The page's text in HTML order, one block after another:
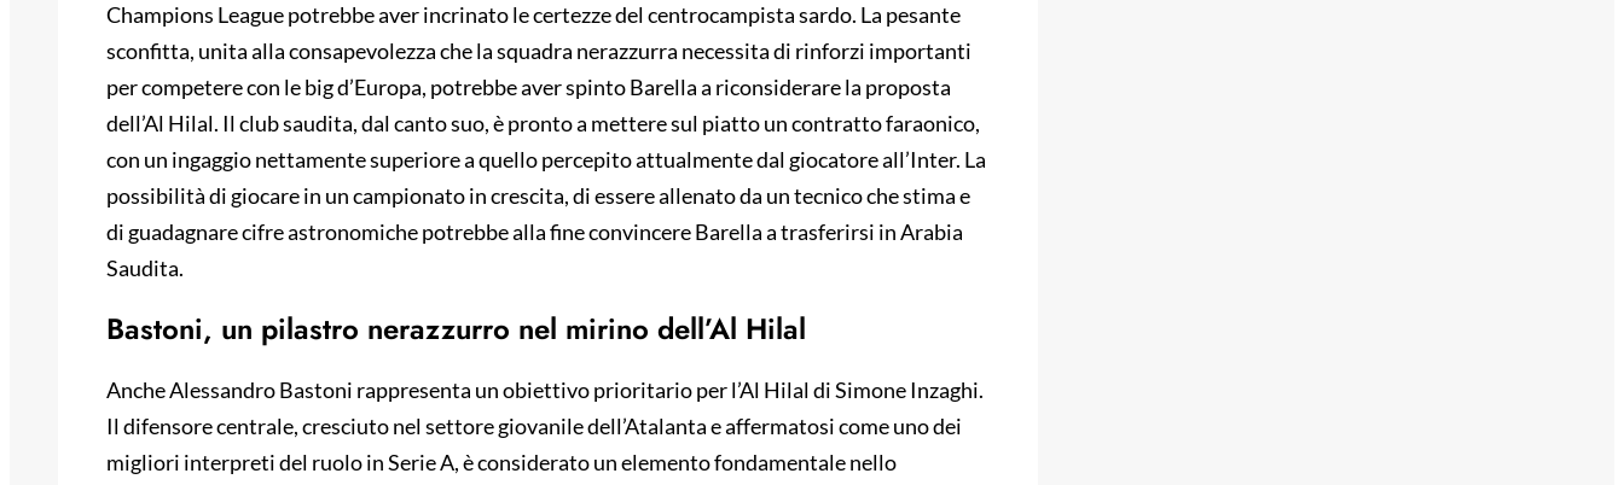
Champions League potrebbe aver incrinato le certezze del centrocampista sardo. La pesante
sconfitta, unita alla consapevolezza che la squadra nerazzurra necessita di rinforzi importanti
per competere con le big d’Europa, potrebbe aver spinto Barella a riconsiderare la proposta
dell’Al Hilal. Il club saudita, dal canto suo, è pronto a mettere sul piatto un contratto faraonico,
con un ingaggio nettamente superiore a quello percepito attualmente dal giocatore all’Inter. La
possibilità di giocare in un campionato in crescita, di essere allenato da un tecnico che stima e
di guadagnare cifre astronomiche potrebbe alla fine convincere Barella a trasferirsi in Arabia
Saudita.
Bastoni, un pilastro nerazzurro nel mirino dell’Al Hilal
Anche Alessandro Bastoni rappresenta un obiettivo prioritario per l’Al Hilal di Simone Inzaghi.
Il difensore centrale, cresciuto nel settore giovanile dell’Atalanta e affermatosi come uno dei
migliori interpreti del ruolo in Serie A, è considerato un elemento fondamentale nello